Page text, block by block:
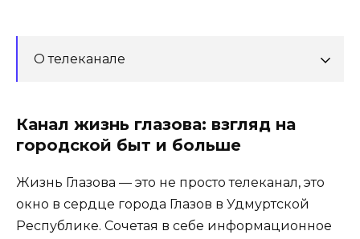
О телеканале
Канал жизнь глазова: взгляд на
городской быт и больше
Жизнь Глазова — это не просто телеканал, это
окно в сердце города Глазов в Удмуртской
Республике. Сочетая в себе информационное